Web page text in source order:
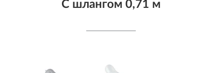
С шлангом 0,71 м